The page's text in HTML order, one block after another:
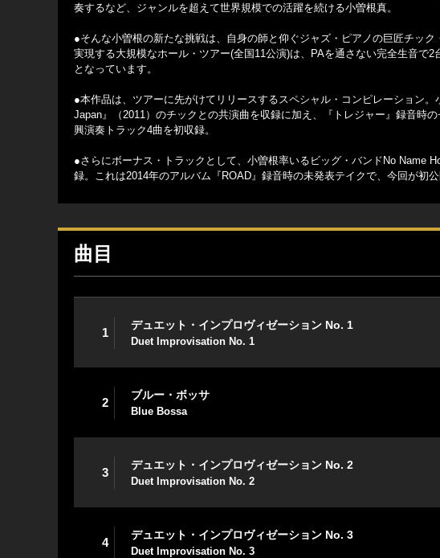
奏するなど、ジャンルを超えて世界規模での活躍を続ける小曽根真。
●そんな小曽根の新たな挑戦は、自身の師と仰ぐジャズ・ピアノの巨匠チッ
実現する大規模なホール・ツアー(全国11公演)は、PAを通さない完全生音で
となっています。
●本作品は、ツアーに先がけてリリースするスペシャル・コンピレーション
Japan』（2011）のチックとの共演曲を収録に加え、『トレジャー』録音時
興演奏トラック4曲を初収録。
●さらにボーナス・トラックとして、小曽根率いるビッグ・バンドNo Name
録。これは2014年のアルバム『ROAD』録音時の未発表テイクで、今回が初公
曲目
1
デュエット・インプロヴィゼーション No. 1
Duet Improvisation No. 1
2
ブルー・ボッサ
Blue Bossa
3
デュエット・インプロヴィゼーション No. 2
Duet Improvisation No. 2
4
デュエット・インプロヴィゼーション No. 3
Duet Improvisation No. 3